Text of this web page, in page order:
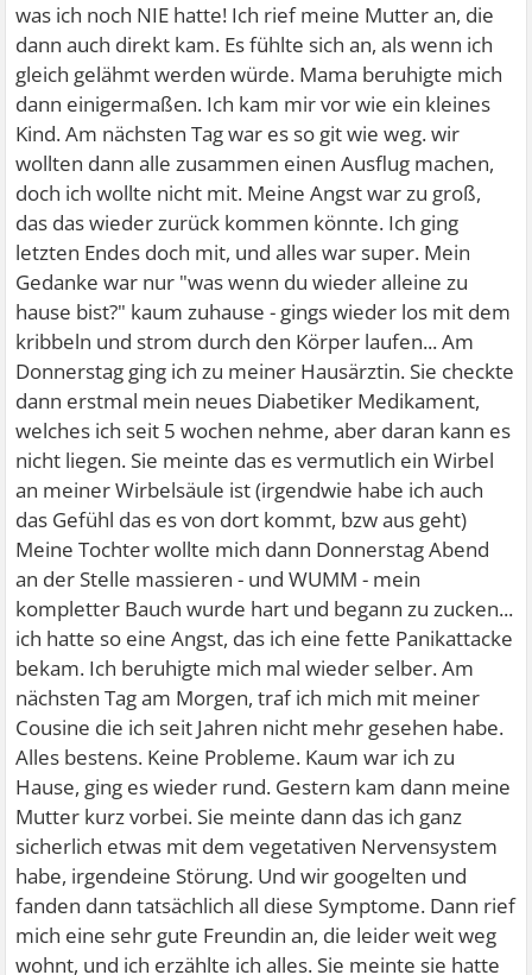
was ich noch NIE hatte! Ich rief meine Mutter an, die
dann auch direkt kam. Es fühlte sich an, als wenn ich
gleich gelähmt werden würde. Mama beruhigte mich
dann einigermaßen. Ich kam mir vor wie ein kleines
Kind. Am nächsten Tag war es so git wie weg. wir
wollten dann alle zusammen einen Ausflug machen,
doch ich wollte nicht mit. Meine Angst war zu groß,
das das wieder zurück kommen könnte. Ich ging
letzten Endes doch mit, und alles war super. Mein
Gedanke war nur "was wenn du wieder alleine zu
hause bist?" kaum zuhause - gings wieder los mit dem
kribbeln und strom durch den Körper laufen... Am
Donnerstag ging ich zu meiner Hausärztin. Sie checkte
dann erstmal mein neues Diabetiker Medikament,
welches ich seit 5 wochen nehme, aber daran kann es
nicht liegen. Sie meinte das es vermutlich ein Wirbel
an meiner Wirbelsäule ist (irgendwie habe ich auch
das Gefühl das es von dort kommt, bzw aus geht)
Meine Tochter wollte mich dann Donnerstag Abend
an der Stelle massieren - und WUMM - mein
kompletter Bauch wurde hart und begann zu zucken...
ich hatte so eine Angst, das ich eine fette Panikattacke
bekam. Ich beruhigte mich mal wieder selber. Am
nächsten Tag am Morgen, traf ich mich mit meiner
Cousine die ich seit Jahren nicht mehr gesehen habe.
Alles bestens. Keine Probleme. Kaum war ich zu
Hause, ging es wieder rund. Gestern kam dann meine
Mutter kurz vorbei. Sie meinte dann das ich ganz
sicherlich etwas mit dem vegetativen Nervensystem
habe, irgendeine Störung. Und wir googelten und
fanden dann tatsächlich all diese Symptome. Dann rief
mich eine sehr gute Freundin an, die leider weit weg
wohnt, und ich erzählte ich alles. Sie meinte sie hatte